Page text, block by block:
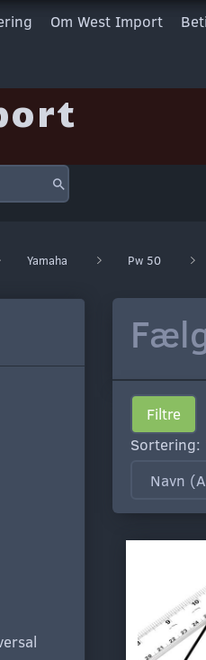
Om West Import
Yamaha Pw 50
Filtre
Sortering: